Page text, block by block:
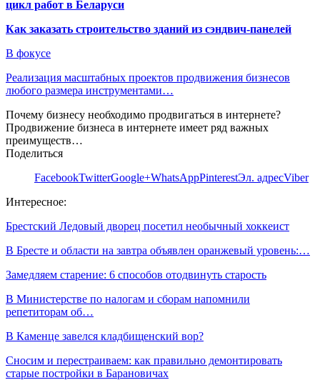
цикл работ в Беларуси
Как заказать строительство зданий из сэндвич-панелей
В фокусе
Реализация масштабных проектов продвижения бизнесов
любого размера инструментами…
Почему бизнесу необходимо продвигаться в интернете?
Продвижение бизнеса в интернете имеет ряд важных
преимуществ…
Поделиться
FacebookTwitterGoogle+WhatsAppPinterestЭл. адресViber
Интересное:
Брестский Ледовый дворец посетил необычный хоккеист
В Бресте и области на завтра объявлен оранжевый уровень:…
Замедляем старение: 6 способов отодвинуть старость
В Министерстве по налогам и сборам напомнили
репетиторам об…
В Каменце завелся кладбищенский вор?
Сносим и перестраиваем: как правильно демонтировать
старые постройки в Барановичах